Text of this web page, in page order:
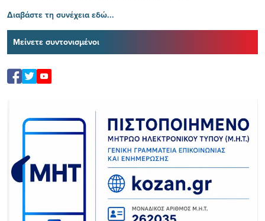
Διαβάστε τη συνέχεια εδώ...
Μείνετε συντονισμένοι